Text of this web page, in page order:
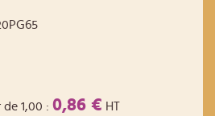
de 1,00 : 0,86 € HT